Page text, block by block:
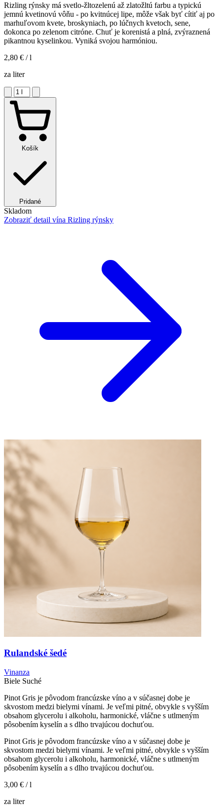
Rizling rýnsky má svetlo-žltozelenú až zlatožltú farbu a typickú
jemnú kvetinovú vôňu - po kvitnúcej lipe, môže však byť cítiť aj po
marhuľovom kvete, broskyniach, po lúčnych kvetoch, sene,
dokonca po zelenom citróne. Chuť je korenistá a plná, zvýraznená
pikantnou kyselinkou. Vyniká svojou harmóniou.
2,80 € / l
za liter
Košík
Pridané
Skladom
Zobraziť detail vína Rizling rýnsky
Rulandské šedé
Vinanza
Biele Suché
Pinot Gris je pôvodom francúzske víno a v súčasnej dobe je
skvostom medzi bielymi vínami. Je veľmi pitné, obvykle s vyšším
obsahom glycerolu i alkoholu, harmonické, vláčne s utlmeným
pôsobením kyselín a s dlho trvajúcou dochuťou.
Pinot Gris je pôvodom francúzske víno a v súčasnej dobe je
skvostom medzi bielymi vínami. Je veľmi pitné, obvykle s vyšším
obsahom glycerolu i alkoholu, harmonické, vláčne s utlmeným
pôsobením kyselín a s dlho trvajúcou dochuťou.
3,00 € / l
za liter